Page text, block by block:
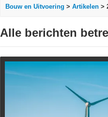
Bouw en Uitvoering > Artikelen >
Alle berichten